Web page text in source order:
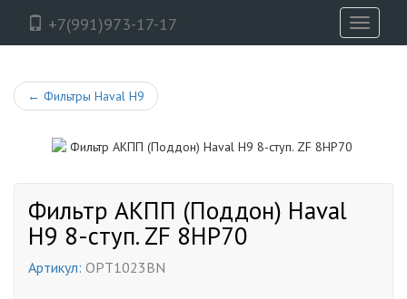
+7(991)973-17-17
Toggle
← Фильтры Haval H9
Фильтр АКПП (Поддон) Haval
H9 8-ступ. ZF 8HP70
Артикул: OPT1023BN